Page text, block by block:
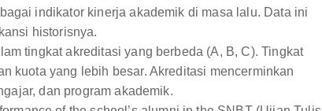
indikator kinerja akademik di masa lalu. Data ini
historisnya.
tingkat akreditasi yang berbeda (A, B, C). Tingkat
kuota yang lebih besar. Akreditasi mencerminkan
dan program akademik.